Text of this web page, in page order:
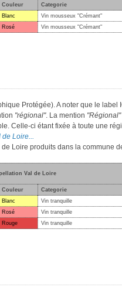
Couleur Categorie
Blanc Vin mousseux "Crémant"
Rosé Vin mousseux "Crémant"
Protégée). A noter que le label
"régional". La mention "Régional"
Celle-ci étant fixée à toute une
Loire...
Loire produits dans la commune
Val de Loire
Couleur Categorie
Blanc Vin tranquille
Rosé Vin tranquille
Rouge Vin tranquille